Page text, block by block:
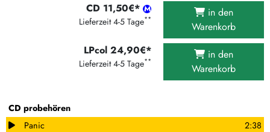
CD probehören
Panic
2:38
CD 11,50€*
Lieferzeit 4-5 Tage**
in den
Warenkorb
LPcol 24,90€*
Lieferzeit 4-5 Tage**
in den
Warenkorb